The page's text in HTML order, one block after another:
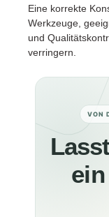
Eine korrekte
Werkzeuge,
und
verringern.
VON